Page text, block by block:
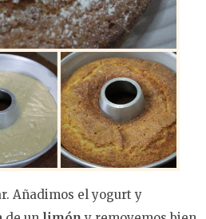
Añadimos el yogurt y